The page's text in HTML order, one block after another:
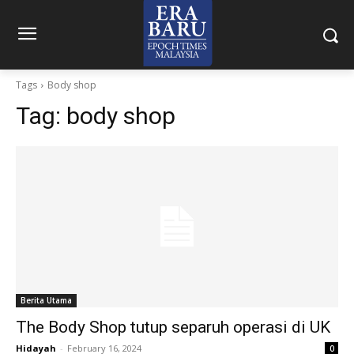
Tags Body shop
Tag: body shop
Berita Utama
The Body Shop tutup separuh operasi di UK
Hidayah - February 16, 2024 0